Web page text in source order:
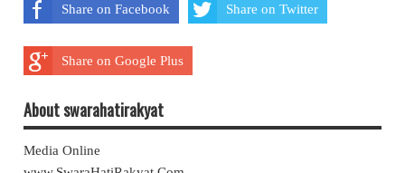
Share on Facebook Share on Twitter
Share on Google Plus
About swarahatirakyat
Media Online